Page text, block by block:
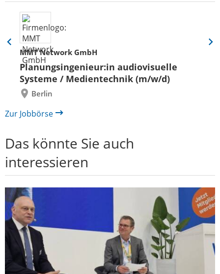
MMT Network GmbH
Planungsingenieur:in audiovisuelle
Systeme / Medientechnik (m/w/d)
Berlin
Eine
Folie
zurück
Eine
Zur Jobbörse
Das könnte Sie auch
interessieren